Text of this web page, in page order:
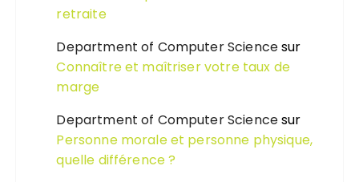
retraite
Department of Computer Sciencesur
Connaître et maîtriser votre taux de
marge
Department of Computer Sciencesur
Personne morale et personne physique,
quelle différence ?